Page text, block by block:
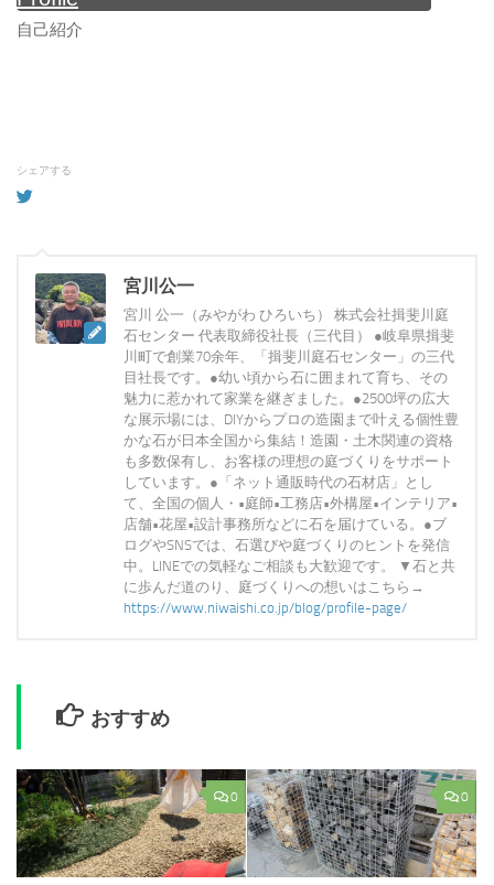
自己紹介
シェアする
宮川公一
宮川 公一（みやがわ ひろいち） 株式会社揖斐川庭
石センター 代表取締役社長（三代目） ●岐阜県揖斐
川町で創業70余年、「揖斐川庭石センター」の三代
目社長です。●幼い頃から石に囲まれて育ち、その
魅力に惹かれて家業を継ぎました。●2500坪の広大
な展示場には、DIYからプロの造園まで叶える個性豊
かな石が日本全国から集結！造園・土木関連の資格
も多数保有し、お客様の理想の庭づくりをサポート
しています。●「ネット通販時代の石材店」とし
て、全国の個人・•庭師•工務店•外構屋•インテリア•
店舗•花屋•設計事務所などに石を届けている。●ブ
ログやSNSでは、石選びや庭づくりのヒントを発信
中。LINEでの気軽なご相談も大歓迎です。 ▼石と共
に歩んだ道のり、庭づくりへの想いはこちら→
https://www.niwaishi.co.jp/blog/profile-page/
おすすめ
0 0